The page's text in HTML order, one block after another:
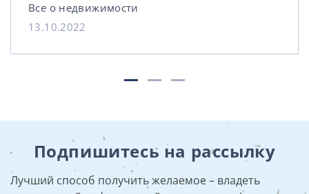
Все о недвижимости
13.10.2022
Подпишитесь на рассылку
Лучший способ получить желаемое – владеть